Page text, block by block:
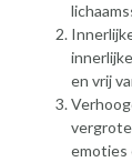
en vrij
emoties